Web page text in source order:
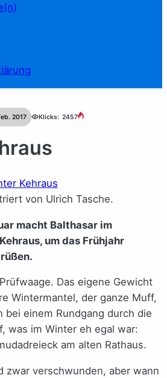
2017 Klicks: 2457
von Ulrich Tasche.
macht Balthasar im
um das Frühjahr
Das eigene Gewicht
Wintermantel, der ganze Muff,
bei einem Rundgang durch die
was im Winter eh egal war:
am alten Rathaus.
zwar verschwunden, aber wann